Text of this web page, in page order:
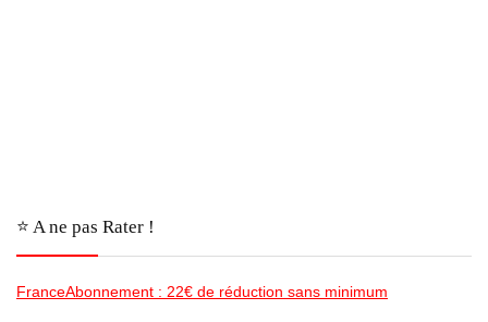
⭐️ A ne pas Rater !
FranceAbonnement : 22€ de réduction sans minimum